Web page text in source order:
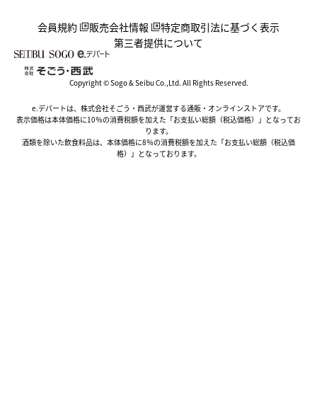
会員規約 販売会社情報
特定商取引法に基づく表示
第三者提供について
Copyright © Sogo & Seibu Co.,Ltd. All Rights Reserved.
e.デパートは、株式会社そごう・西武が運営する通販・オンラインストアです。
表示価格は本体価格に10％の消費税額を加えた「お支払い総額（税込価格）」となってお
ります。
酒類を除いた飲食料品は、本体価格に8％の消費税額を加えた「お支払い総額（税込価
格）」となっております。